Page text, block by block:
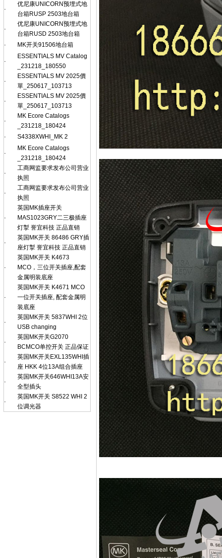
·
优尼康UNICORN预埋式地
台箱RUSP 2503地台箱
·
优尼康UNICORN预埋式地
台箱RUSD 2503地台箱
·
MK开关91506地台箱
·
ESSENTIALS MV Catalog
_231218_180550
·
ESSENTIALS MV 2025價
單_250617_103713
·
ESSENTIALS MV 2025價
單_250617_103713
·
MK Ecore Catalogs
_231218_180424
·
S4338XWHI_MK 2
·
MK Ecore Catalogs
_231218_180424
·
工商网监要求发布公司营业
执照
·
工商网监要求发布公司营业
执照
·
英国MK插座开关
MAS1023GRY二三极插座
灯掣 誉宜科技 正品直销
·
英国MK开关 86486 GRY插
座灯掣 誉宜科技 正品直销
·
英国MK开关 K4673
MCO，三位开关插座,配套
金属明装底座
·
英国MK开关 K4671 MCO
一位开关插座, 配套金属明
装底座
·
英国MK开关 5837WHI 2位
USB changing
·
英国MK开关G2070
BCMCO单控开关 正品保证
·
英国MK开关EXL135WHI插
座 HKK 4位13A组合插座
·
英国MK开关646WHI13A安
全型插头
·
英国MK开关 S8522 WHI 2
位调光器